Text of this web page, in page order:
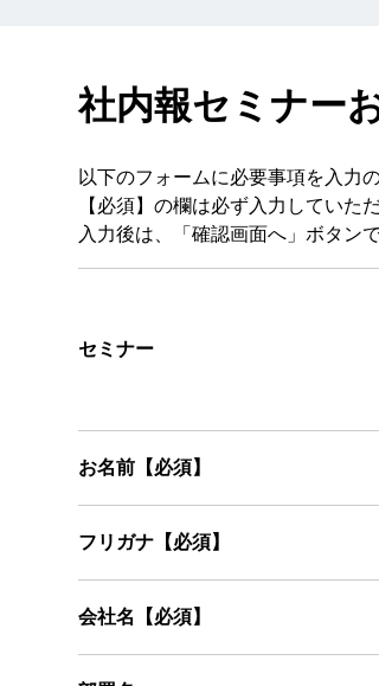
社内報セミナー
以下のフォームに必要事項を入力
【必須】 の欄は必ず入力していた
入力後は、「確認画面へ」ボタン
セミナー
お名前 【必須】
フリガナ 【必須】
会社名 【必須】